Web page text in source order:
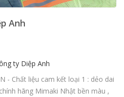
Anh
ty Diệp Anh
- Chất liệu cam kết loại 1 : dẻo dai
hãng Mimaki Nhật bền màu ,